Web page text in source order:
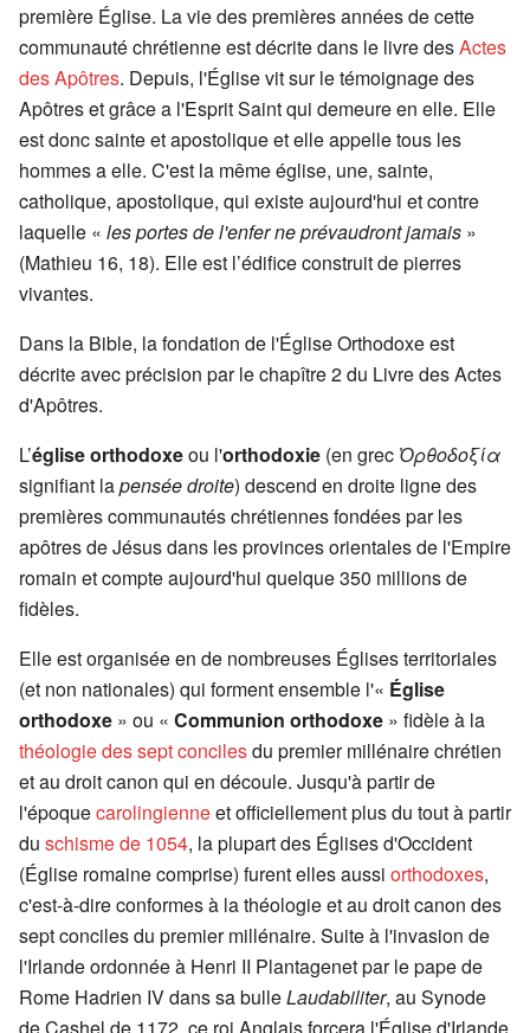
première Église. La vie des premières années de cette
communauté chrétienne est décrite dans le livre desActes
des Apôtres. Depuis, l'Église vit sur le témoignage des
Apôtres et grâce a l'Esprit Saint qui demeure en elle. Elle
est donc sainte et apostolique et elle appelle tous les
hommes a elle. C'est la même église, une, sainte,
catholique, apostolique, qui existe aujourd'hui et contre
laquelle « les portes de l'enfer ne prévaudront jamais »
(Mathieu 16, 18). Elle est l’édifice construit de pierres
vivantes.
Dans la Bible, la fondation de l'Église Orthodoxe est
décrite avec précision par le chapître 2 du Livre des Actes
d'Apôtres.
L’église orthodoxeou l'orthodoxie (en grec Ὀρθοδοξία
signifiant lapensée droite) descend en droite ligne des
premières communautés chrétiennes fondées par les
apôtres de Jésus dans les provinces orientales de l'Empire
romain et compte aujourd'hui quelque 350 millions de
fidèles.
Elle est organisée en de nombreuses Églises territoriales
(et non nationales) qui forment ensemble l'« Église
orthodoxe » ou « Communion orthodoxe » fidèle à la
théologie des sept concilesdu premier millénaire chrétien
et au droit canon qui en découle. Jusqu'à partir de
l'époquecarolingienneet officiellement plus du tout à partir
du schisme de 1054, la plupart des Églises d'Occident
(Église romaine comprise) furent elles aussi orthodoxes,
c'est-à-dire conformes à la théologie et au droit canon des
sept conciles du premier millénaire. Suite à l'invasion de
l'Irlande ordonnée à Henri II Plantagenet par le pape de
Rome Hadrien IV dans sa bulleLaudabiliter, au Synode
de Cashel de 1172, ce roi Anglais forcera l'Église d'Irlande